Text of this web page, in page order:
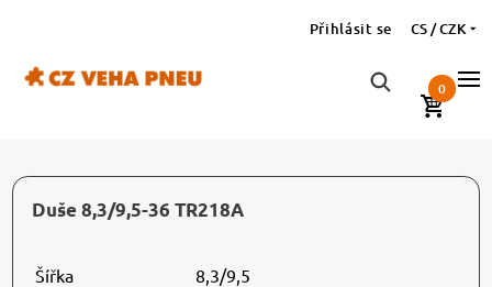
Přihlásit se CS / CZK
0
Duše 8,3/9,5-36 TR218A
Šířka
8,3/9,5